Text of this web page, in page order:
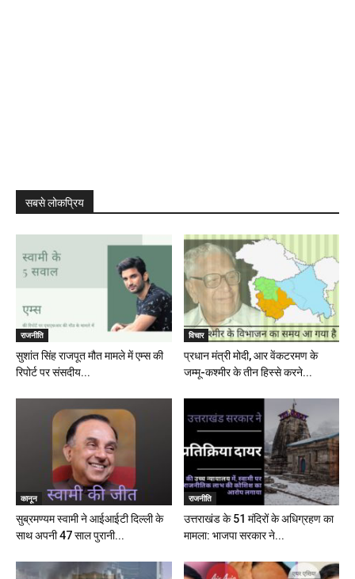
सबसे लोकप्रिय
राजनीति
सुशांत सिंह राजपूत मौत मामले में एम्स की
रिपोर्ट पर संसदीय...
विचार
प्रधान मंत्री मोदी, आर वेंकटरमण के
जम्मू-कश्मीर के तीन हिस्से करने...
कानून
सुब्रमण्यम स्वामी ने आईआईटी दिल्ली के
साथ अपनी 47 साल पुरानी...
राजनीति
उत्तराखंड के 51 मंदिरों के अधिग्रहण का
मामला: भाजपा सरकार ने...